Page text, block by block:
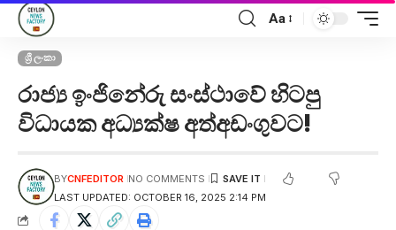
Aa
ශ්‍රී ලංකා
රාජ්‍ය ඉංජිනේරු සංස්ථාවේ හිටපු
විධායක අධ්‍යක්ෂ අත්අඩංගුවට!
LAST UPDATED: OCTOBER 16, 2025 2:14 PM
BYCNFEDITOR NO COMMENTS